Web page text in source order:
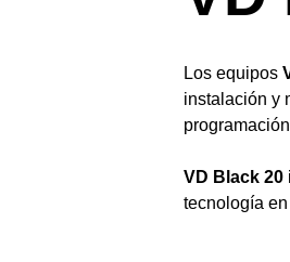
Los equipos
instalación y
VD Black 20
tecnología